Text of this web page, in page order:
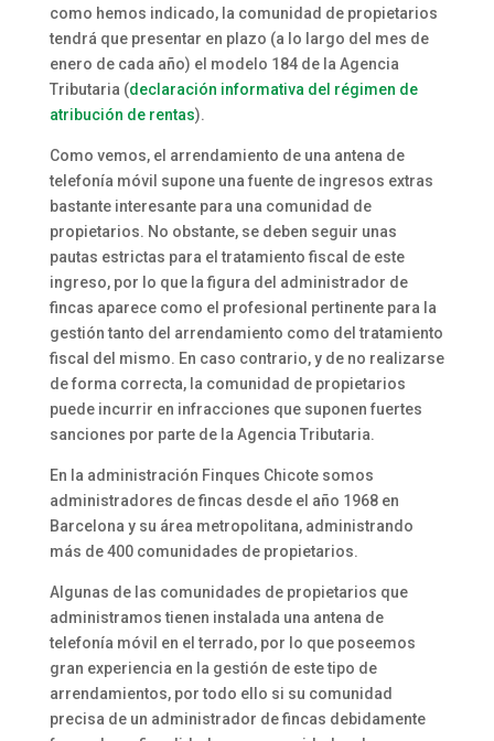
como hemos indicado, la comunidad de propietarios
tendrá que presentar en plazo (a lo largo del mes de
enero de cada año) el modelo 184 de la Agencia
Tributaria (declaración informativa del régimen de
atribución de rentas).
Como vemos, el arrendamiento de una antena de
telefonía móvil supone una fuente de ingresos extras
bastante interesante para una comunidad de
propietarios. No obstante, se deben seguir unas
pautas estrictas para el tratamiento fiscal de este
ingreso, por lo que la figura del administrador de
fincas aparece como el profesional pertinente para la
gestión tanto del arrendamiento como del tratamiento
fiscal del mismo. En caso contrario, y de no realizarse
de forma correcta, la comunidad de propietarios
puede incurrir en infracciones que suponen fuertes
sanciones por parte de la Agencia Tributaria.
En la administración Finques Chicote somos
administradores de fincas desde el año 1968 en
Barcelona y su área metropolitana, administrando
más de 400 comunidades de propietarios.
Algunas de las comunidades de propietarios que
administramos tienen instalada una antena de
telefonía móvil en el terrado, por lo que poseemos
gran experiencia en la gestión de este tipo de
arrendamientos, por todo ello si su comunidad
precisa de un administrador de fincas debidamente